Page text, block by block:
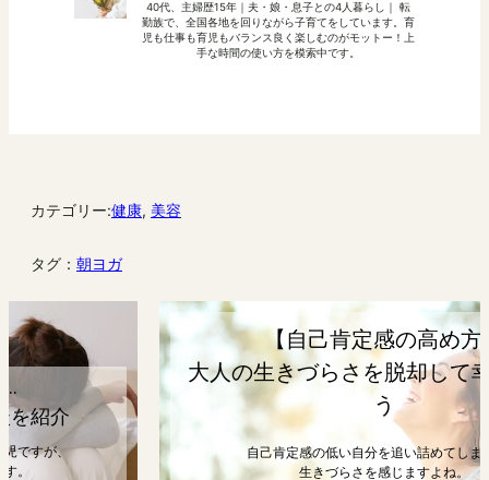
40代、主婦歴15年｜夫・娘・息子との4人暮らし｜ 転
勤族で、全国各地を回りながら子育てをしています。育
児も仕事も育児もバランス良く楽しむのがモットー！上
手な時間の使い方を模索中です。
カテゴリー:健康, 美容
タグ： 朝ヨガ
【自己肯定感の高め方】
大人の生きづらさを脱却して幸せになろ
う
自己肯定感の低い自分を追い詰めてしまうと、
生きづらさを感じますよね。